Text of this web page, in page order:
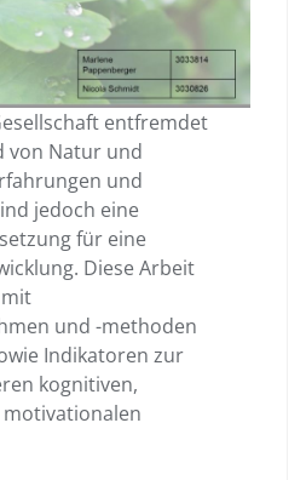
entfremdet
von Natur und
und
jedoch eine
für eine
Diese Arbeit
und -methoden
Indikatoren zur
kognitiven,